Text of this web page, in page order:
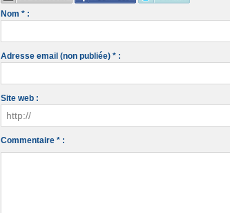
Nom * :
Adresse email (non publiée) * :
Site web :
Commentaire * :